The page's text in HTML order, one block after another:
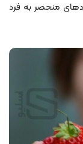
منحصر به فرد